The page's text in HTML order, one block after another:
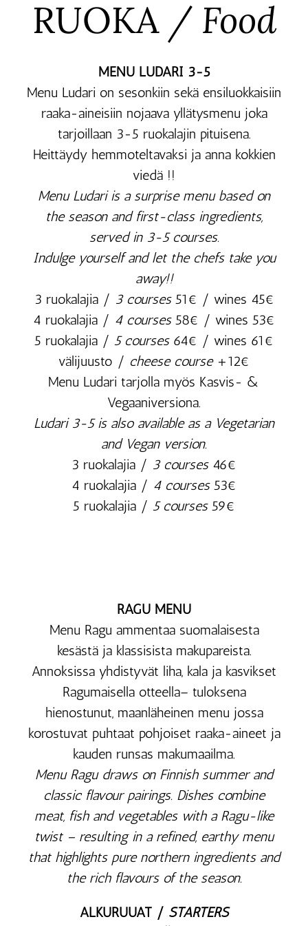
RUOKA/ Food
MENU LUDARI 3-5
Menu Ludari on sesonkiin sekä ensiluokkaisiin
raaka-aineisiin nojaava yllätysmenu joka
tarjoillaan 3-5 ruokalajin pituisena.
Heittäydy hemmoteltavaksi ja anna kokkien
viedä !!
Menu Ludari is a surprise menu based on
the season and first-class ingredients,
served in 3-5 courses.
Indulge yourself and let the chefs take you
away!!
3 ruokalajia / 3 courses51€ / wines 45€
4 ruokalajia / 4 courses58€ / wines 53€
5 ruokalajia / 5 courses64€ / wines 61€
välijuusto / cheese course+12€
Menu Ludari tarjolla myös Kasvis- &
Vegaaniversiona.
Ludari 3-5 is also available as a Vegetarian
and Vegan version.
3 ruokalajia / 3 courses46€
4 ruokalajia / 4 courses53€
5 ruokalajia / 5 courses59€
RAGU MENU
Menu Ragu ammentaa suomalaisesta
kesästä ja klassisista makupareista.
Annoksissa yhdistyvät liha, kala ja kasvikset
Ragumaisella otteella– tuloksena
hienostunut, maanläheinen menu jossa
korostuvat puhtaat pohjoiset raaka-aineet ja
kauden runsas makumaailma.
Menu Ragu draws on Finnish summer and
classic flavour pairings. Dishes combine
meat, fish and vegetables with a Ragu-like
twist – resulting in a refined, earthy menu
that highlights pure northern ingredients and
the rich flavours of the season.
ALKURUUAT / STARTERS